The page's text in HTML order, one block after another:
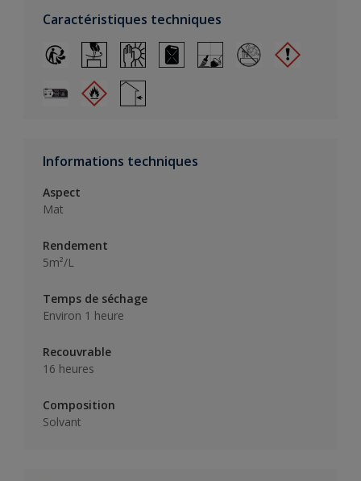
Caractéristiques techniques
Informations techniques
Aspect
Mat
Rendement
5m²/L
Temps de séchage
Environ 1 heure
Recouvrable
16 heures
Composition
Solvant